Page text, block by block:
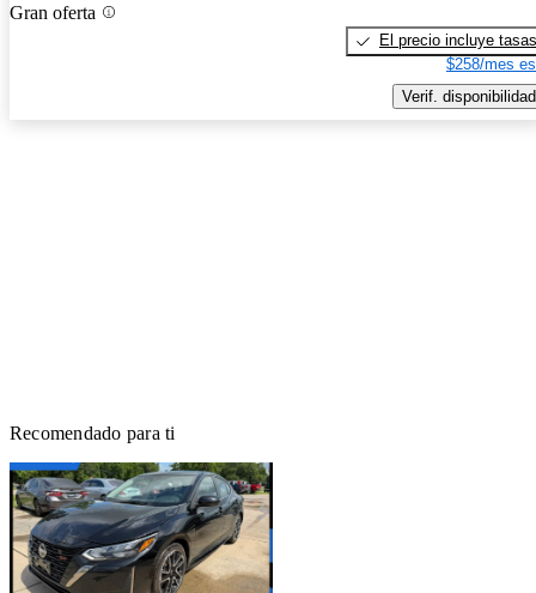
Gran oferta
El precio incluye tasas
$258/mes
Verif. disponibilidad
Recomendado para ti